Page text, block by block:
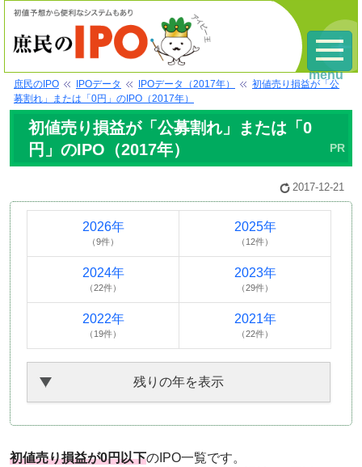
庶民のIPO IPOデータ IPOデータ（2017年）
初値売り損益が「公
募割れ」または「0円」のIPO（2017年）
初値売り損益が「公募割れ」または「0
円」のIPO（2017年）
2017-12-21
2026年
（9件）
2025年
（12件）
2024年
（22件）
2023年
（29件）
2022年
（19件）
2021年
（22件）
残りの年を表示
初値売り損益が0円以下のIPO一覧です。
menu